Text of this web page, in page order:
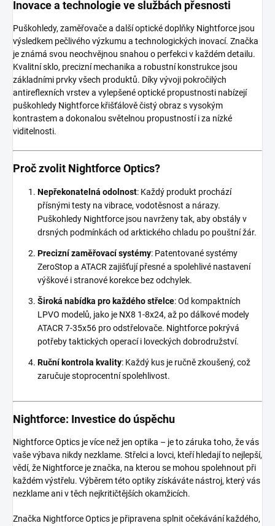
Inovace a technologie ve službách přesnosti
Puškohledy, zaměřovače a další optické doplňky Nightforce jsou
výsledkem pečlivého výzkumu a technologických inovací. Značka
je známá svou neochvějnou snahou o perfekci v každém detailu.
Kvalitní sklo, precizní mechanika a robustní konstrukce jsou
základními prvky všech produktů. Díky vývoji pokročilých
antireflexních vrstev a vylepšené optické propustnosti nabízejí
puškohledy Nightforce křišťálově čistý obraz s vysokým
kontrastem a dokonalou světelnou propustností i za nízké
viditelnosti.
Proč zvolit Nightforce Optics?
Nepřekonatelná odolnost: Každý produkt prochází
přísnými testy na vibrace, vodotěsnost a nárazy.
Puškohledy Nightforce jsou navrženy tak, aby obstály v
drsných podmínkách od arktického chladu po pouštní žár.
Precizní zaměřovací systémy: Patentované systémy
ZeroStop a ATACR zajišťují přesné a spolehlivé nastavení
výškové i stranové korekce bez odchylek.
Široká nabídka pro každého střelce: Od kompaktních
LPVO modelů, jako je NX8 1-8x24, až po dálkové modely
ATACR 7-35x56 pro odstřelovače. Nightforce pokrývá
potřeby taktických operací i loveckých dobrodružství.
Ruční kontrola kvality: Každý kus je ručně zkoušený, což
zaručuje stoprocentní spolehlivost.
Nightforce: Investice do úspěchu
Nightforce Optics je více než jen optika – je to záruka toho, že vás
vaše výbava nikdy nezklame. Střelci a lovci, kteří hledají to nejlepší,
vědí, že Nightforce je značka, na kterou se mohou spolehnout při
každém výstřelu. Výběrem této optiky získáváte nástroj, který vás
nezklame ani v těch nejkritičtějších okamžicích.
Značka Nightforce Optics je připravena splnit očekávání každého,